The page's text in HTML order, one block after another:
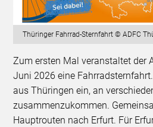
Thüringer Fahrrad-Sternfahrt © ADFC
Zum ersten Mal veranstaltet der
Juni 2026 eine
aus Thüringen ein, an
zusammenzukommen.
Hauptrouten nach Erfurt. Für